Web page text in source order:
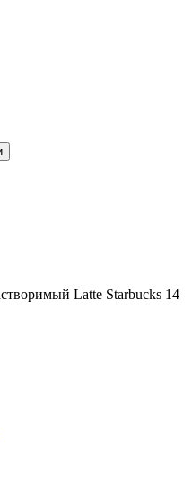
Latte Starbucks 14